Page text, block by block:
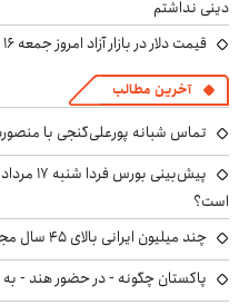
دینی نداشتم
قیمت دلار در بازار آزاد امروز جمعه ۱۶ مرداد ۱۴۰۵/ قیمت‌ها ریخت؟ +جدول
آخرین مطالب
تماس شبانه پورعلی‌گنجی با
است؟
چند میلیون ایرانی بالای ۴۵ سال مجرد ماندند؛ پشت‌پرده چیست؟
پاکستان چگونه - در حضور هند -